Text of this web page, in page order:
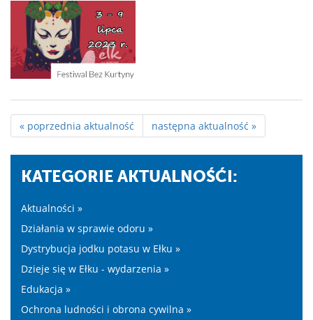
« poprzednia aktualność następna aktualność »
KATEGORIE AKTUALNOŚĆI:
Aktualności »
Działania w sprawie odoru »
Dystrybucja jodku potasu w Ełku »
Dzieje się w Ełku - wydarzenia »
Edukacja »
Ochrona ludności i obrona cywilna »